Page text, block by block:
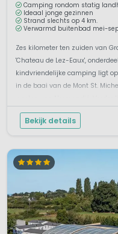
Camping rondom statig
Ideaal jonge gezinnen
Strand slechts op 4 km.
Verwarmd buitenbad mei-
Zes kilometer ten zuiden van
'Chateau de Lez-Eaux',
kindvriendelijke camping ligt
in de baai van de Mont St.
Bekijk details